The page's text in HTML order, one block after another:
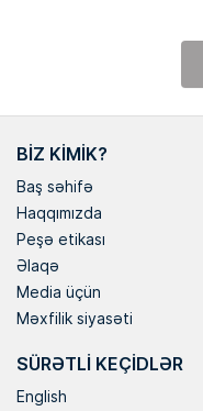
BIZ KIMIK?
Baş səhifə
Haqqımızda
Peşə etikası
Əlaqə
Media üçün
Məxfilik siyasəti
SÜRƏTLI KEÇIDLƏR
English